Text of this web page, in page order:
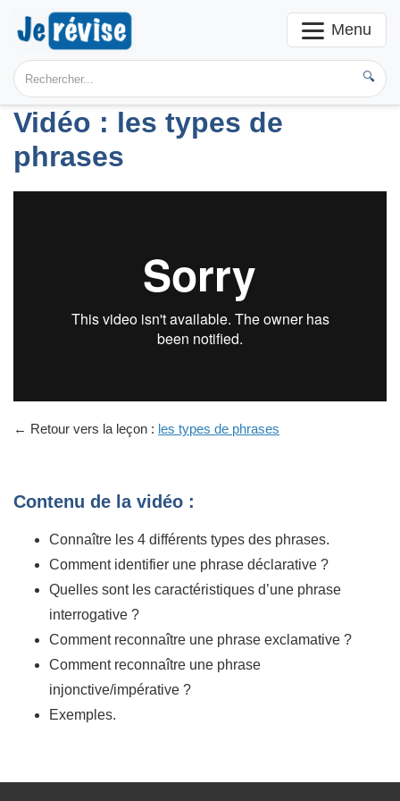
Menu
🔍
Vidéo : les types de
phrases
← Retour vers la leçon : les types de phrases
Contenu de la vidéo :
Connaître les 4 différents types des phrases.
Comment identifier une phrase déclarative ?
Quelles sont les caractéristiques d’une phrase
interrogative ?
Comment reconnaître une phrase exclamative ?
Comment reconnaître une phrase
injonctive/impérative ?
Exemples.